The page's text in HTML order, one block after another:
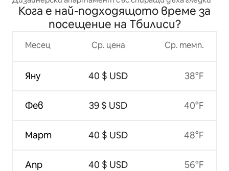
Кога е най-подходящото време за
посещение на Тбилиси?
Месец
Яну
Фев
Март
Апр
Ср. цена
40 $ USD
39 $ USD
40 $ USD
40 $ USD
Ср. темп.
38°F
40°F
48°F
56°F